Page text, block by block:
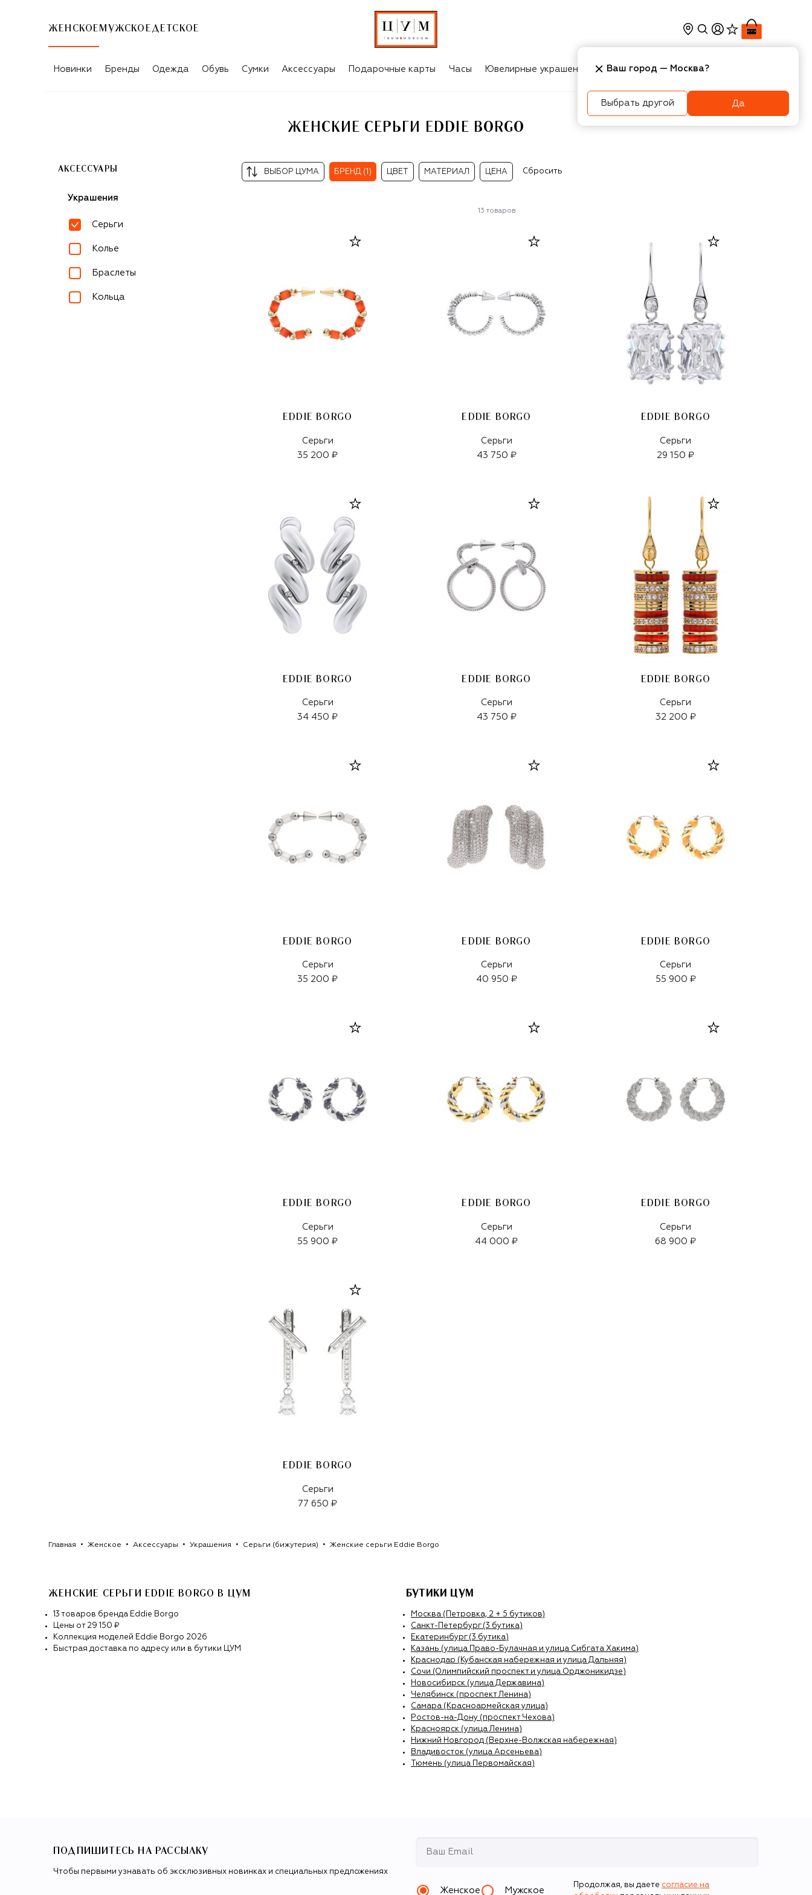
ЖЕНСКОЕ МУЖСКОЕ ДЕТСКОЕ
ЖЕНСКИЕ СЕРЬГИ EDDIE BORGO
Новинки Бренды Одежда Обувь Сумки Аксессуары Подарочные карты Часы Ювелирные украшения Косметика Интерьер
ЖЕНСКИЕ СЕРЬГИ EDDIE BORGO
АКСЕССУАРЫ
Украшения
Серьги
Колье
Браслеты
Кольца
ВЫБОР ЦУМА БРЕНД (1) ЦВЕТ МАТЕРИАЛ ЦЕНА Сбросить
13 товаров
EDDIE BORGO
Серьги
35 200 ₽
EDDIE BORGO
Серьги
43 750 ₽
EDDIE BORGO
Серьги
29 150 ₽
EDDIE BORGO
Серьги
34 450 ₽
EDDIE BORGO
Серьги
43 750 ₽
EDDIE BORGO
Серьги
32 200 ₽
EDDIE BORGO
Серьги
35 200 ₽
EDDIE BORGO
Серьги
40 950 ₽
EDDIE BORGO
Серьги
55 900 ₽
EDDIE BORGO
Серьги
55 900 ₽
EDDIE BORGO
Серьги
44 000 ₽
EDDIE BORGO
Серьги
68 900 ₽
EDDIE BORGO
Серьги
77 650 ₽
Главная Женское Аксессуары Украшения Серьги (бижутерия) Женские серьги Eddie Borgo
ЖЕНСКИЕ СЕРЬГИ EDDIE BORGO В ЦУМ
13 товаров бренда Eddie Borgo
Цены от 29 150 ₽
Коллекция моделей Eddie Borgo 2026
Быстрая доставка по адресу или в бутики ЦУМ
БУТИКИ ЦУМ
Москва (Петровка, 2 + 5 бутиков)
Санкт-Петербург (3 бутика)
Екатеринбург (3 бутика)
Казань (улица Право-Булачная и улица Сибгата Хакима)
Краснодар (Кубанская набережная и улица Дальняя)
Сочи (Олимпийский проспект и улица Орджоникидзе)
Новосибирск (улица Державина)
Челябинск (проспект Ленина)
Самара (Красноармейская улица)
Ростов-на-Дону (проспект Чехова)
Красноярск (улица Ленина)
Нижний Новгород (Верхне-Волжская набережная)
Владивосток (улица Арсеньева)
Тюмень (улица Первомайская)
ПОДПИШИТЕСЬ НА РАССЫЛКУ
Чтобы первыми узнавать об эксклюзивных новинках и специальных предложениях
Женское Мужское
Продолжая, вы даете согласие на
Ваш город — Москва?
Выбрать другой Да